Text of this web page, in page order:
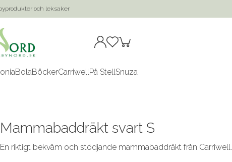
och leksaker
BolaBöckerCarriwellPå StellSnuza
Mammabaddräkt svart S
En riktigt bekväm och stödjande mammabaddräkt från Carriwell.